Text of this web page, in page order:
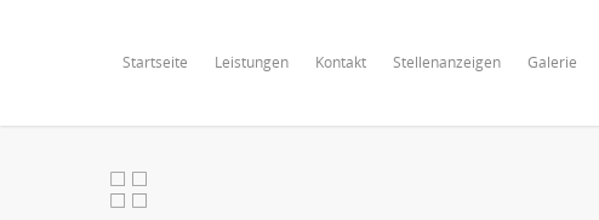
Startseite Leistungen Kontakt Stellenanzeigen Galerie